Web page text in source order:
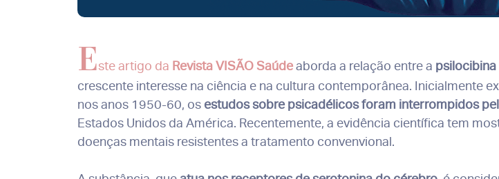
Este artigo da Revista VISÃO Saúdeaborda a relação entre a psilocibina
crescente interesse na ciência e na cultura contemporânea. Inicialmente
nos anos 1950-60, os estudos sobre psicadélicos foram interrompidos
Estados Unidos da América. Recentemente, a evidência científica tem
doenças mentais resistentes a tratamento convenvional.